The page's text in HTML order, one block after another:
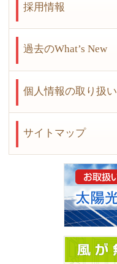
採用情報
過去のWhat’s New
個人情報の取り扱い
サイトマップ